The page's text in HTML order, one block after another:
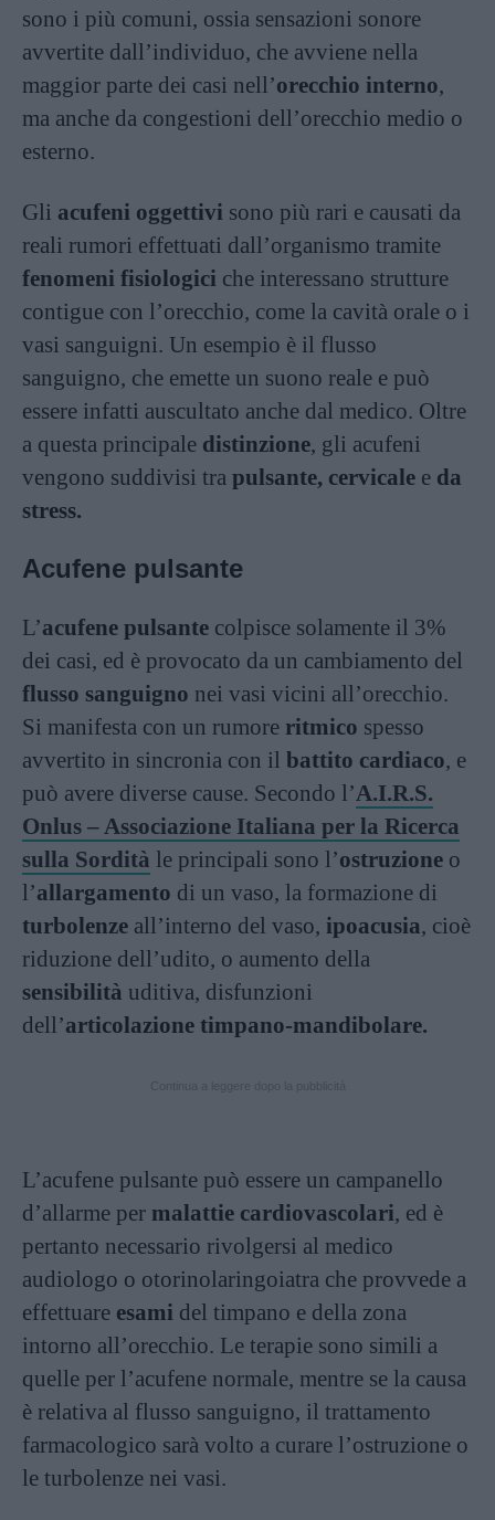
sono i più comuni, ossia sensazioni sonore
avvertite dall’individuo, che avviene nella
maggior parte dei casi nell’orecchio interno,
ma anche da congestioni dell’orecchio medio o
esterno.
Gli acufeni oggettivi sono più rari e causati da
reali rumori effettuati dall’organismo tramite
fenomeni fisiologici che interessano strutture
contigue con l’orecchio, come la cavità orale o i
vasi sanguigni. Un esempio è il flusso
sanguigno, che emette un suono reale e può
essere infatti auscultato anche dal medico. Oltre
a questa principale distinzione, gli acufeni
vengono suddivisi tra pulsante, cervicale e da
stress.
Acufene pulsante
L’acufene pulsante colpisce solamente il 3%
dei casi, ed è provocato da un cambiamento del
flusso sanguigno nei vasi vicini all’orecchio.
Si manifesta con un rumore ritmico spesso
avvertito in sincronia con il battito cardiaco, e
può avere diverse cause. Secondo l’A.I.R.S.
Onlus – Associazione Italiana per la Ricerca
sulla Sordità le principali sono l’ostruzione o
l’allargamento di un vaso, la formazione di
turbolenze all’interno del vaso, ipoacusia, cioè
riduzione dell’udito, o aumento della
sensibilità uditiva, disfunzioni
dell’articolazione timpano-mandibolare.
L’acufene pulsante può essere un campanello
d’allarme per malattie cardiovascolari, ed è
pertanto necessario rivolgersi al medico
audiologo o otorinolaringoiatra che provvede a
effettuare esami del timpano e della zona
intorno all’orecchio. Le terapie sono simili a
quelle per l’acufene normale, mentre se la causa
è relativa al flusso sanguigno, il trattamento
farmacologico sarà volto a curare l’ostruzione o
le turbolenze nei vasi.